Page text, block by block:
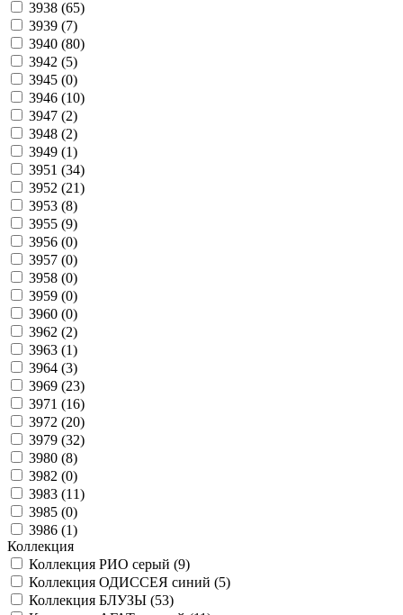
3938 (65)
3939 (7)
3940 (80)
3942 (5)
3945 (0)
3946 (10)
3947 (2)
3948 (2)
3949 (1)
3951 (34)
3952 (21)
3953 (8)
3955 (9)
3956 (0)
3957 (0)
3958 (0)
3959 (0)
3960 (0)
3962 (2)
3963 (1)
3964 (3)
3969 (23)
3971 (16)
3972 (20)
3979 (32)
3980 (8)
3982 (0)
3983 (11)
3985 (0)
3986 (1)
Коллекция
Коллекция РИО серый (9)
Коллекция ОДИССЕЯ синий (5)
Коллекция БЛУЗЫ (53)